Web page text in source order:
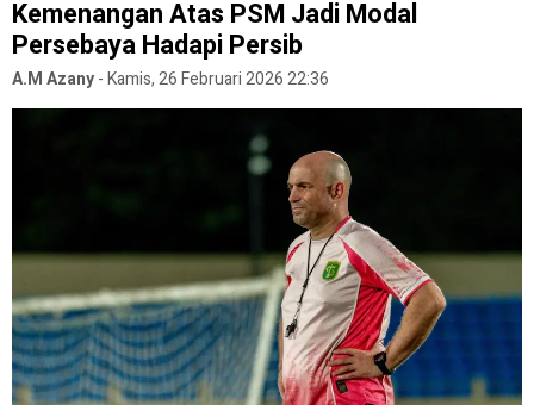
Kemenangan Atas PSM Jadi Modal
Persebaya Hadapi Persib
A.M Azany-Kamis, 26 Februari 2026 22:36